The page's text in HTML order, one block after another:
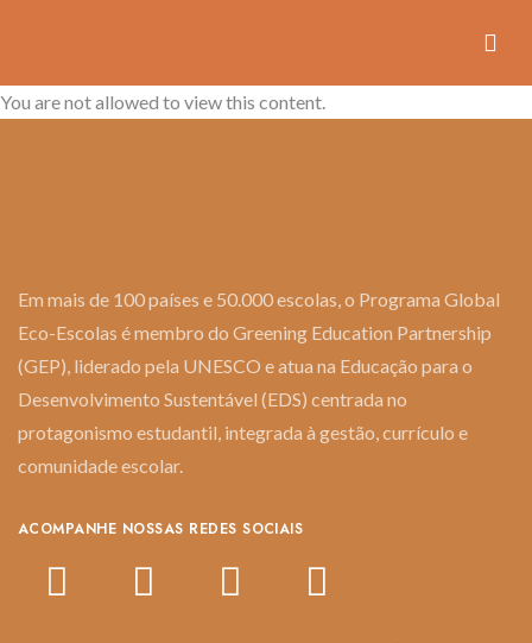
You are not allowed to view this content.
Em mais de 100 países e 50.000 escolas, o Programa Global
Eco-Escolas é membro do Greening Education Partnership
(GEP), liderado pela UNESCO e atua na Educação para o
Desenvolvimento Sustentável (EDS) centrada no
protagonismo estudantil, integrada à gestão, currículo e
comunidade escolar.
ACOMPANHE NOSSAS REDES SOCIAIS